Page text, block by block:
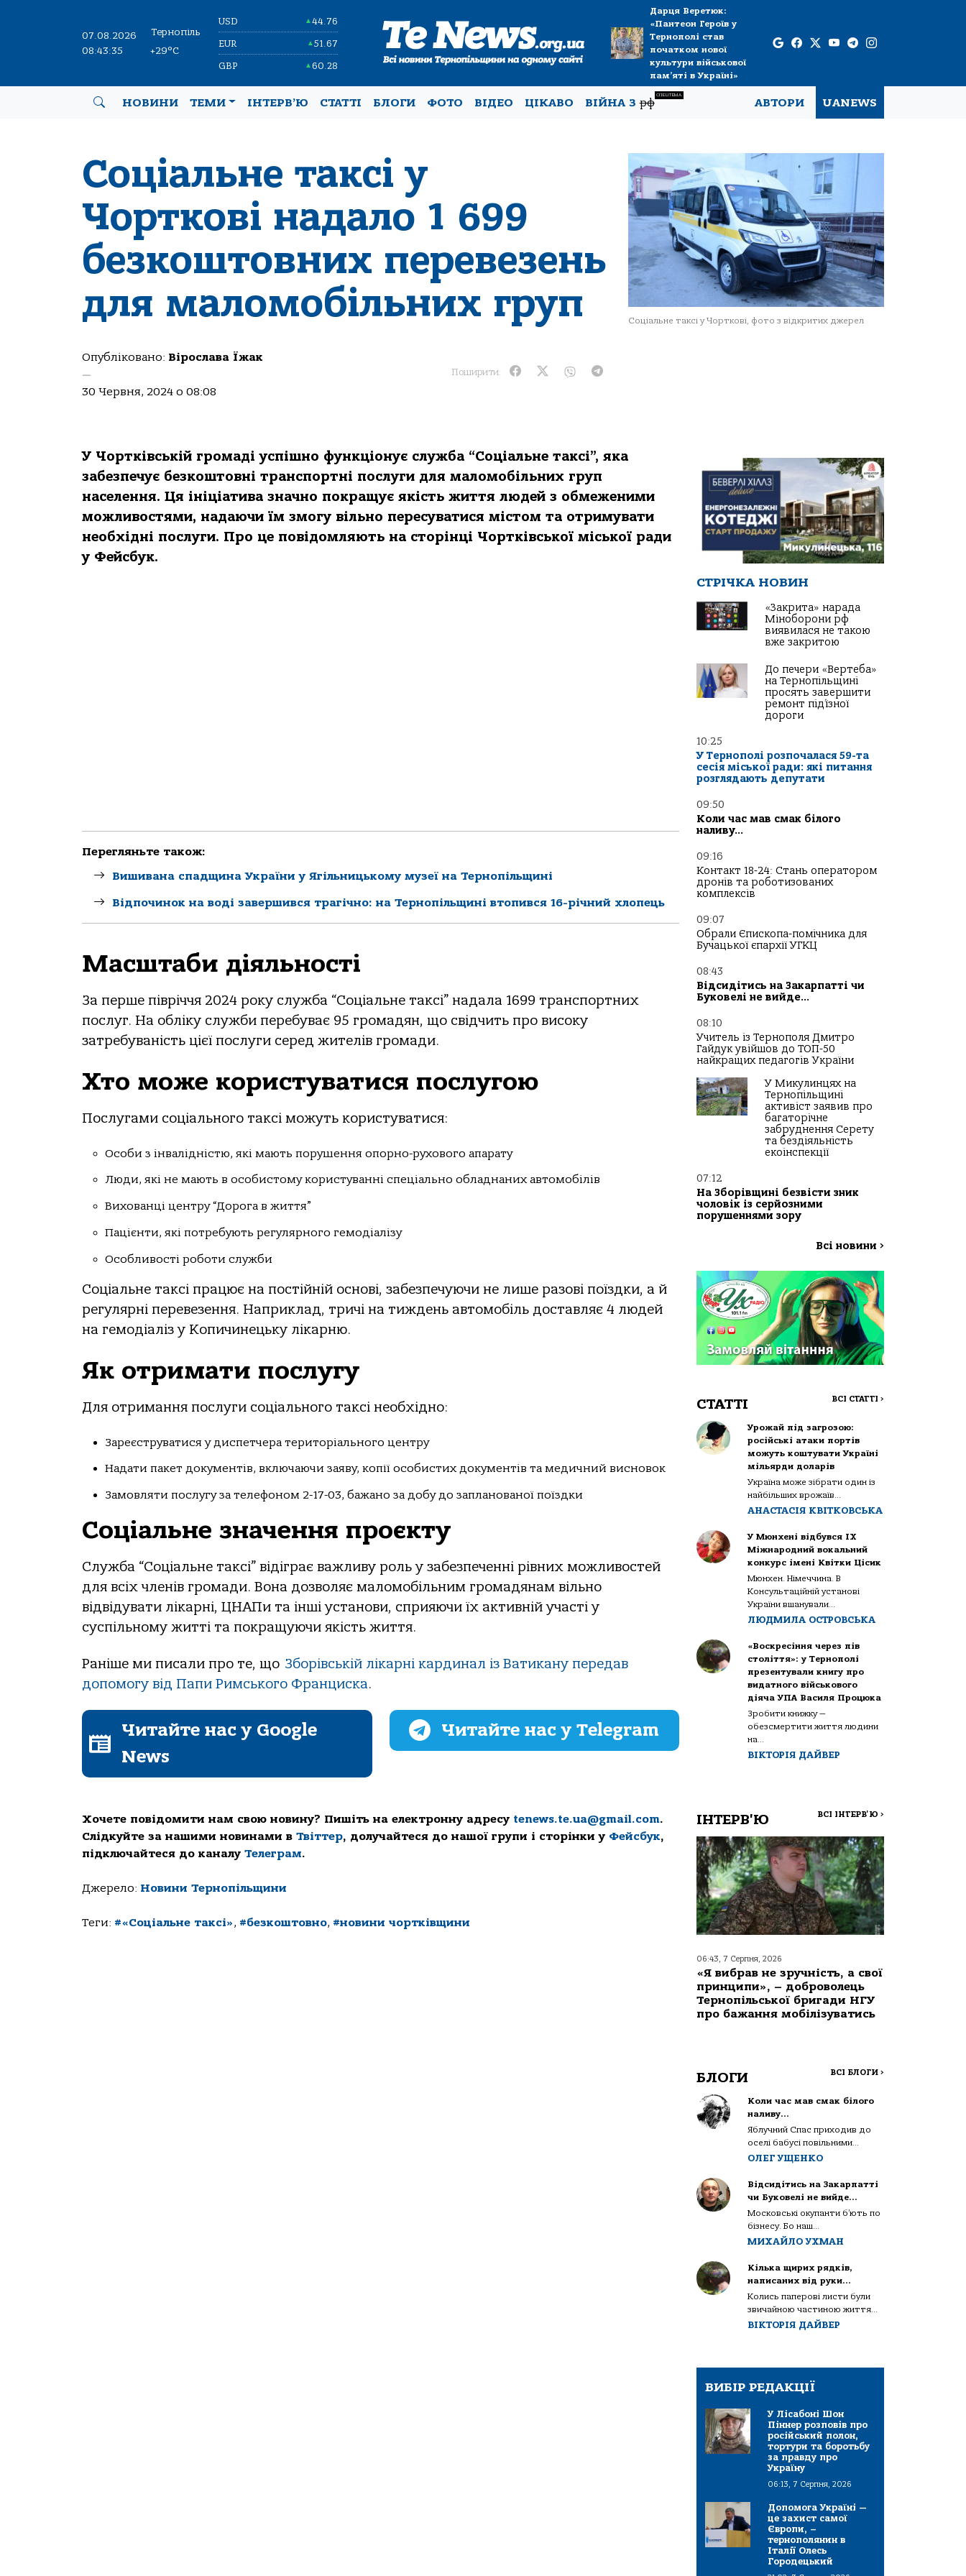
07.08.2026
08:43:36
Тернопіль
+29°C
USD ▲44.76
EUR ▲51.67
GBP ▲60.28
Дарця Веретюк:
«Пантеон Героїв у
Тернополі став
початком нової
культури військової
пам’яті в Україні»
НОВИНИ ТЕМИ ІНТЕРВ’Ю СТАТТІ БЛОГИ ФОТО ВІДЕО ЦІКАВО ВІЙНА Зрф
СПЕЦТЕМА
АВТОРИ UANEWS
Соціальне таксі у
Чорткові надало 1 699
безкоштовних перевезень
для маломобільних груп
Опубліковано: Вірослава Їжак
—
30 Червня, 2024 о 08:08
Поширити:
Соціальне таксі у Чорткові, фото з відкритих джерел
У Чортківській громаді успішно функціонує служба “Соціальне таксі”, яка
забезпечує безкоштовні транспортні послуги для маломобільних груп
населення. Ця ініціатива значно покращує якість життя людей з обмеженими
можливостями, надаючи їм змогу вільно пересуватися містом та отримувати
необхідні послуги. Про це повідомляють на сторінці Чортківської міської ради
у Фейсбук.
Перегляньте також:
Вишивана спадщина України у Ягільницькому музеї на Тернопільщині
Відпочинок на воді завершився трагічно: на Тернопільщині втопився 16-річний хлопець
Масштаби діяльності
За перше півріччя 2024 року служба “Соціальне таксі” надала 1699 транспортних
послуг. На обліку служби перебуває 95 громадян, що свідчить про високу
затребуваність цієї послуги серед жителів громади.
Хто може користуватися послугою
Послугами соціального таксі можуть користуватися:
Особи з інвалідністю, які мають порушення опорно-рухового апарату
Люди, які не мають в особистому користуванні спеціально обладнаних автомобілів
Вихованці центру “Дорога в життя”
Пацієнти, які потребують регулярного гемодіалізу
Особливості роботи служби
Соціальне таксі працює на постійній основі, забезпечуючи не лише разові поїздки, а й
регулярні перевезення. Наприклад, тричі на тиждень автомобіль доставляє 4 людей
на гемодіаліз у Копичинецьку лікарню.
Як отримати послугу
Для отримання послуги соціального таксі необхідно:
Зареєструватися у диспетчера територіального центру
Надати пакет документів, включаючи заяву, копії особистих документів та медичний висновок
Замовляти послугу за телефоном 2-17-03, бажано за добу до запланованої поїздки
Соціальне значення проєкту
Служба “Соціальне таксі” відіграє важливу роль у забезпеченні рівних можливостей
для всіх членів громади. Вона дозволяє маломобільним громадянам вільно
відвідувати лікарні, ЦНАПи та інші установи, сприяючи їх активній участі у
суспільному житті та покращуючи якість життя.
Раніше ми писали про те, що Зборівській лікарні кардинал із Ватикану передав
допомогу від Папи Римського Франциска.
Читайте нас у Google
News
Читайте нас у Telegram
Хочете повідомити нам свою новину? Пишіть на електронну адресу tenews.te.ua@gmail.com.
Слідкуйте за нашими новинами в Твіттер, долучайтеся до нашої групи і сторінки у Фейсбук,
підключайтеся до каналу Телеграм.
Джерело: Новини Тернопільщини
Теги: #«Соціальне таксі», #безкоштовно, #новини чортківщини
СТРІЧКА НОВИН
«Закрита» нарада
Міноборони рф
виявилася не такою
вже закритою
До печери «Вертеба»
на Тернопільщині
просять завершити
ремонт під’їзної
дороги
10:25
У Тернополі розпочалася 59-та
сесія міської ради: які питання
розглядають депутати
09:50
Коли час мав смак білого
наливу…
09:16
Контакт 18-24: Стань оператором
дронів та роботизованих
комплексів
09:07
Обрали Єпископа-помічника для
Бучацької єпархії УГКЦ
08:43
Відсидітись на Закарпатті чи
Буковелі не вийде…
08:10
Учитель із Тернополя Дмитро
Гайдук увійшов до ТОП-50
найкращих педагогів України
У Микулинцях на
Тернопільщині
активіст заявив про
багаторічне
забруднення Серету
та бездіяльність
екоінспекції
07:12
На Зборівщині безвісти зник
чоловік із серйозними
порушеннями зору
Всі новини >
СТАТТІ ВСІ СТАТТІ >
Урожай під загрозою:
російські атаки портів
можуть коштувати Україні
мільярди доларів
Україна може зібрати один із
найбільших врожаїв...
АНАСТАСІЯ КВІТКОВСЬКА
У Мюнхені відбувся IX
Міжнародний вокальний
конкурс імені Квітки Цісик
Мюнхен. Німеччина. В
Консультаційній установі
України вшанували...
ЛЮДМИЛА ОСТРОВСЬКА
«Воскресіння через пів
століття»: у Тернополі
презентували книгу про
видатного військового
діяча УПА Василя Процюка
Зробити книжку —
обезсмертити життя людини
на...
ВІКТОРІЯ ДАЙВЕР
ІНТЕРВ'Ю ВСІ ІНТЕРВ'Ю >
06:43, 7 Серпня, 2026
«Я вибрав не зручність, а свої
принципи», – доброволець
Тернопільської бригади НГУ
про бажання мобілізуватись
БЛОГИ ВСІ БЛОГИ >
Коли час мав смак білого
наливу…
Яблучний Спас приходив до
оселі бабусі повільними...
ОЛЕГ УЩЕНКО
Відсидітись на Закарпатті
чи Буковелі не вийде…
Московські окупанти б’ють по
бізнесу. Бо наш...
МИХАЙЛО УХМАН
Кілька щирих рядків,
написаних від руки…
Колись паперові листи були
звичайною частиною життя...
ВІКТОРІЯ ДАЙВЕР
ВИБІР РЕДАКЦІЇ
У Лісабоні Шон
Піннер розповів про
російський полон,
тортури та боротьбу
за правду про
Україну
06:13, 7 Серпня, 2026
Допомога Україні —
це захист самої
Європи, –
тернополянин в
Італії Олесь
Городецький